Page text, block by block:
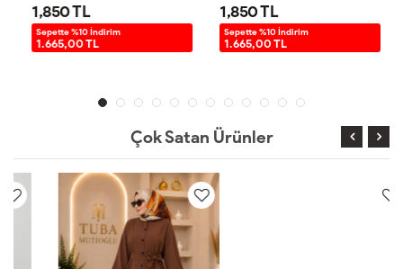
1,850 TL
Sepette %10 İndirim
1.665,00 TL
1,850 TL
Sepette %10 İndirim
1.665,00 TL
Çok Satan Ürünler